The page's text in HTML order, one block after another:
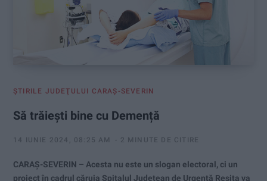
ŞTIRILE JUDEŢULUI CARAŞ-SEVERIN
Să trăiești bine cu Demență
14 IUNIE 2024, 08:25 AM 2 MINUTE DE CITIRE
CARAŞ-SEVERIN – Acesta nu este un slogan electoral, ci un
proiect în cadrul căruia Spitalul Județean de Urgență Reșița va